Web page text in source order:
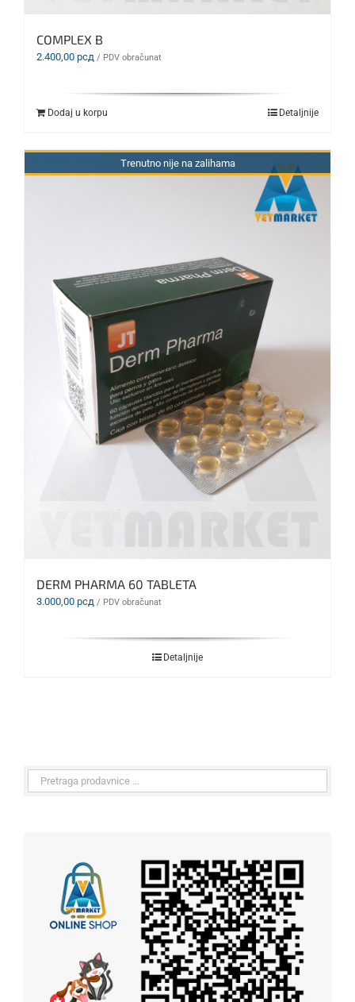
COMPLEX B
2.400,00 рсд / PDV obračunat
Dodaj u korpu Detaljnije
Trenutno nije na zalihama
DERM PHARMA 60 TABLETA
3.000,00 рсд / PDV obračunat
Detaljnije